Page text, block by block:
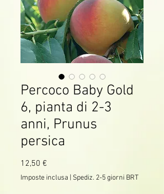
Percoco Baby Gold
6, pianta di 2-3
anni, Prunus
persica
12,50 €
Imposte inclusa | Spediz. 2-5 giorni BRT